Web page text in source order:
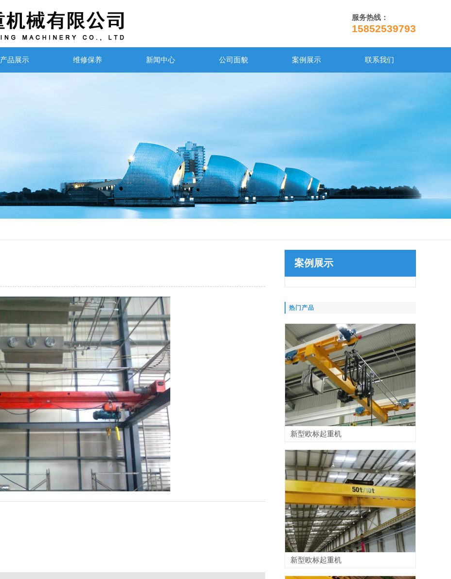
服务热线：
15852539793
产品展示 维修保养 新闻中心 公司面貌 案例展示 联系我们
案例展示
热门产品
新型欧标起重机
新型欧标起重机